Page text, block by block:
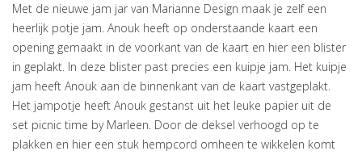
Met de nieuwe jam jar van Marianne Design maak je zelf een
heerlijk potje jam. Anouk heeft op onderstaande kaart een
opening gemaakt in de voorkant van de kaart en hier een blister
in geplakt. In deze blister past precies een kuipje jam. Het kuipje
jam heeft Anouk aan de binnenkant van de kaart vastgeplakt.
Het jampotje heeft Anouk gestanst uit het leuke papier uit de
set picnic time by Marleen. Door de deksel verhoogd op te
plakken en hier een stuk hempcord omheen te wikkelen komt